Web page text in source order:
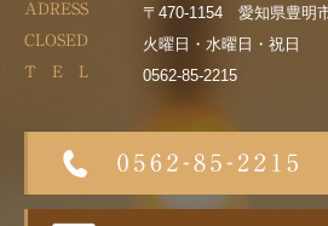
ADRESS 〒470-1154 愛知県豊明
CLOSED 火曜日・水曜日・祝日
T E L 0562-85-2215